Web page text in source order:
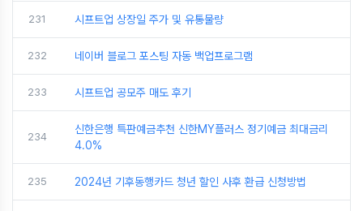
231 시프트업 상장일 주가 및 유통물량
232 네이버 블로그 포스팅 자동 백업프로그램
233 시프트업 공모주 매도 후기
234
신한은행 특판예금추천 신한MY플러스 정기예금 최대금리
4.0%
235 2024년 기후동행카드 청년 할인 사후 환급 신청방법